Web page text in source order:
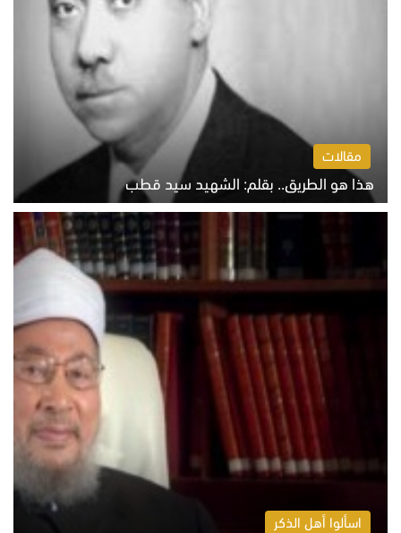
مقالات
هذا هو الطريق.. بقلم: الشهيد سيد قطب
الخميس 6 أغسطس 2026 10:52 ص
اسألوا أهل الذكر